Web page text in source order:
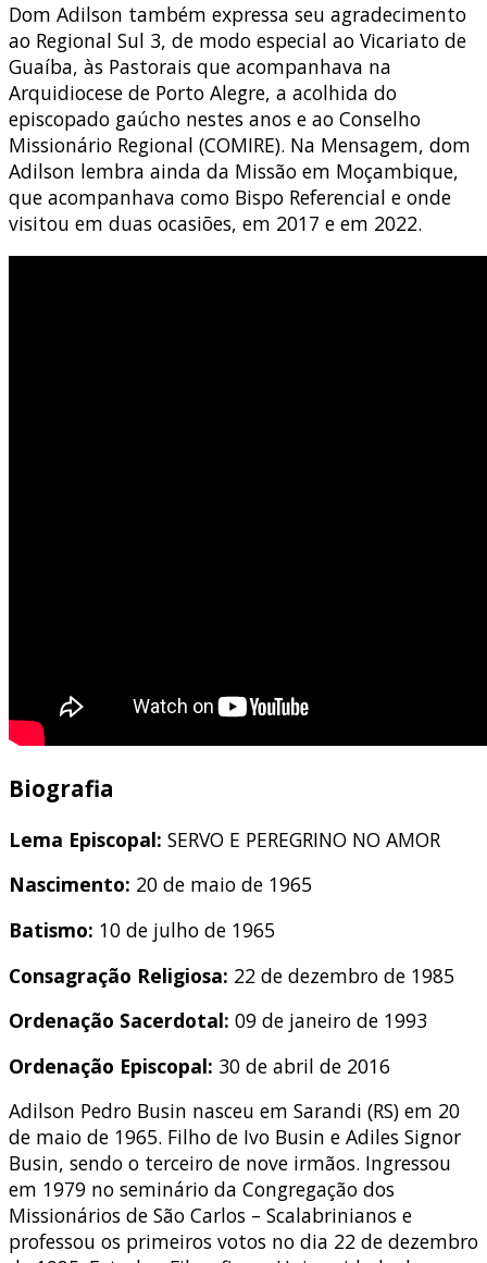
Dom Adilson também expressa seu agradecimento
ao Regional Sul 3, de modo especial ao Vicariato de
Guaíba, às Pastorais que acompanhava na
Arquidiocese de Porto Alegre, a acolhida do
episcopado gaúcho nestes anos e ao Conselho
Missionário Regional (COMIRE). Na Mensagem, dom
Adilson lembra ainda da Missão em Moçambique,
que acompanhava como Bispo Referencial e onde
visitou em duas ocasiões, em 2017 e em 2022.
Biografia
Lema Episcopal: SERVO E PEREGRINO NO AMOR
Nascimento: 20 de maio de 1965
Batismo: 10 de julho de 1965
Consagração Religiosa: 22 de dezembro de 1985
Ordenação Sacerdotal: 09 de janeiro de 1993
Ordenação Episcopal: 30 de abril de 2016
Adilson Pedro Busin nasceu em Sarandi (RS) em 20
de maio de 1965. Filho de Ivo Busin e Adiles Signor
Busin, sendo o terceiro de nove irmãos. Ingressou
em 1979 no seminário da Congregação dos
Missionários de São Carlos – Scalabrinianos e
professou os primeiros votos no dia 22 de dezembro